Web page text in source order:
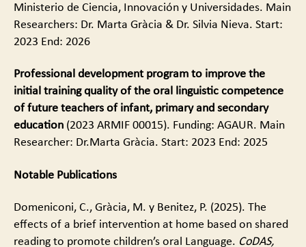
Ministerio de Ciencia, Innovación y Universidades. Main
Researchers: Dr. Marta Gràcia & Dr. Silvia Nieva. Start:
2023 End: 2026
Professional development program to improve the
initial training quality of the oral linguistic competence
of future teachers of infant, primary and secondary
education (2023 ARMIF 00015). Funding: AGAUR. Main
Researcher: Dr.Marta Gràcia. Start: 2023 End: 2025
Notable Publications
Domeniconi, C., Gràcia, M. y Benitez, P. (2025). The
effects of a brief intervention at home based on shared
reading to promote children’s oral Language. CoDAS,